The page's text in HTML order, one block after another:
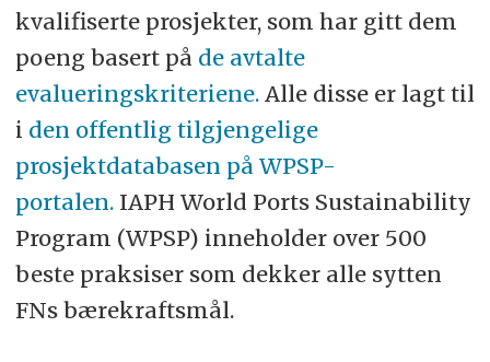
kvalifiserte prosjekter, som har gitt dem
poeng basert på de avtalte
evalueringskriteriene.Alle disse er lagt til
i den offentlig tilgjengelige
prosjektdatabasen på WPSP-
portalen.IAPH World Ports Sustainability
Program (WPSP) inneholder over 500
beste praksiser som dekker alle sytten
FNs bærekraftsmål.